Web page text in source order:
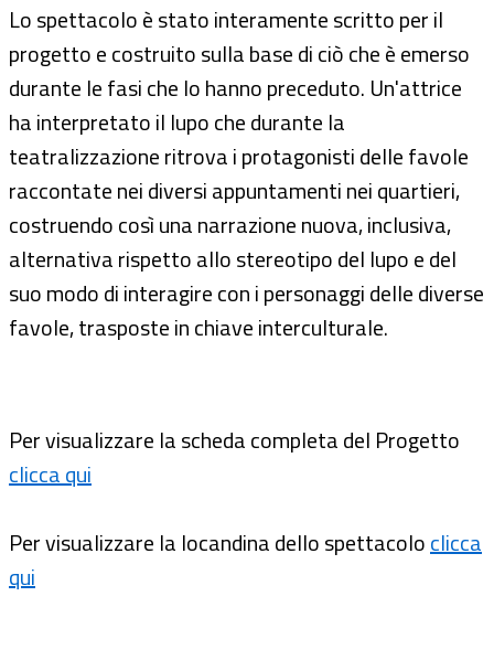
Lo spettacolo è stato interamente scritto per il
progetto e costruito sulla base di ciò che è emerso
durante le fasi che lo hanno preceduto. Un'attrice
ha interpretato il lupo che durante la
teatralizzazione ritrova i protagonisti delle favole
raccontate nei diversi appuntamenti nei quartieri,
costruendo così una narrazione nuova, inclusiva,
alternativa rispetto allo stereotipo del lupo e del
suo modo di interagire con i personaggi delle diverse
favole, trasposte in chiave interculturale.
Per visualizzare la scheda completa del Progetto
clicca qui
Per visualizzare la locandina dello spettacoloclicca
qui